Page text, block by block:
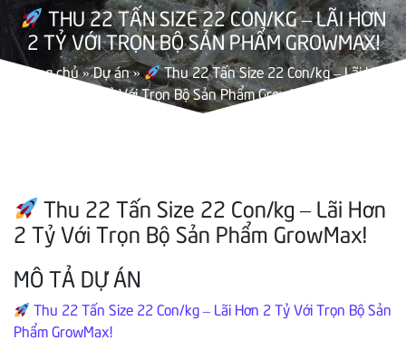
THU 22 TẤN SIZE 22 CON/KG – LÃI HƠN
2 TỶ VỚI TRỌN BỘ SẢN PHẨM GROWMAX!
Trang chủ»Dự án»
Thu 22 Tấn Size 22 Con/kg – Lãi Hơn
2 Tỷ Với Trọn Bộ Sản Phẩm GrowMax!
Thu 22 Tấn Size 22 Con/kg – Lãi Hơn
2 Tỷ Với Trọn Bộ Sản Phẩm GrowMax!
MÔ TẢ DỰ ÁN
Thu 22 Tấn Size 22 Con/kg – Lãi Hơn 2 Tỷ Với Trọn Bộ Sản
Phẩm GrowMax!